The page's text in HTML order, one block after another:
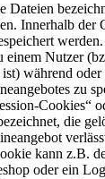
Dateien
Innerhalb der
einem Nutzer
während oder
zu
Cookies“
die
kann z.B.
oder ein